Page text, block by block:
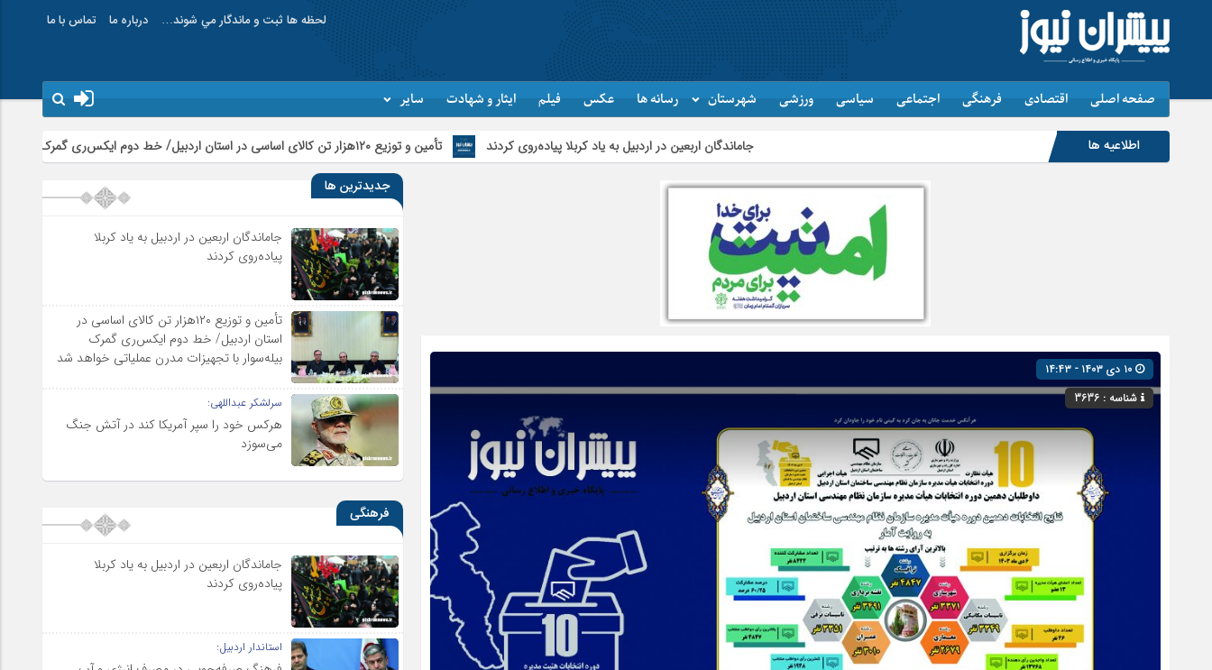
لحظه ها ثبت و ماندگار مي شوند… درباره ما تماس با ما
صفحه اصلی اقتصادی فرهنگی اجتماعی سیاسی ورزشی شهرستان رسانه ها عکس فیلم ایثار و شهادت سایر
اطلاعیه ها جاماندگان اربعین در اردبیل به یاد کربلا پیاده‌روی کردند تأمین و توزیع ۱۲۰هزار تن کالای اساسی در استان اردبیل/ خط دوم ایکس‌ری گمرک بیله‌سوار با تجهیزات مدرن عملیاتی خواهد شد
شناسه : 3636
جدیدترین ها
جاماندگان اربعین در اردبیل به یاد کربلا
پیاده‌روی کردند
تأمین و توزیع ۱۲۰هزار تن کالای اساسی در
استان اردبیل/ خط دوم ایکس‌ری گمرک
بیله‌سوار با تجهیزات مدرن عملیاتی خواهد شد
سرلشکر عبداللهی:
هرکس خود را سپر آمریکا کند در آتش جنگ
می‌سوزد
فرهنگی
جاماندگان اربعین در اردبیل به یاد کربلا
پیاده‌روی کردند
استاندار اردبیل: